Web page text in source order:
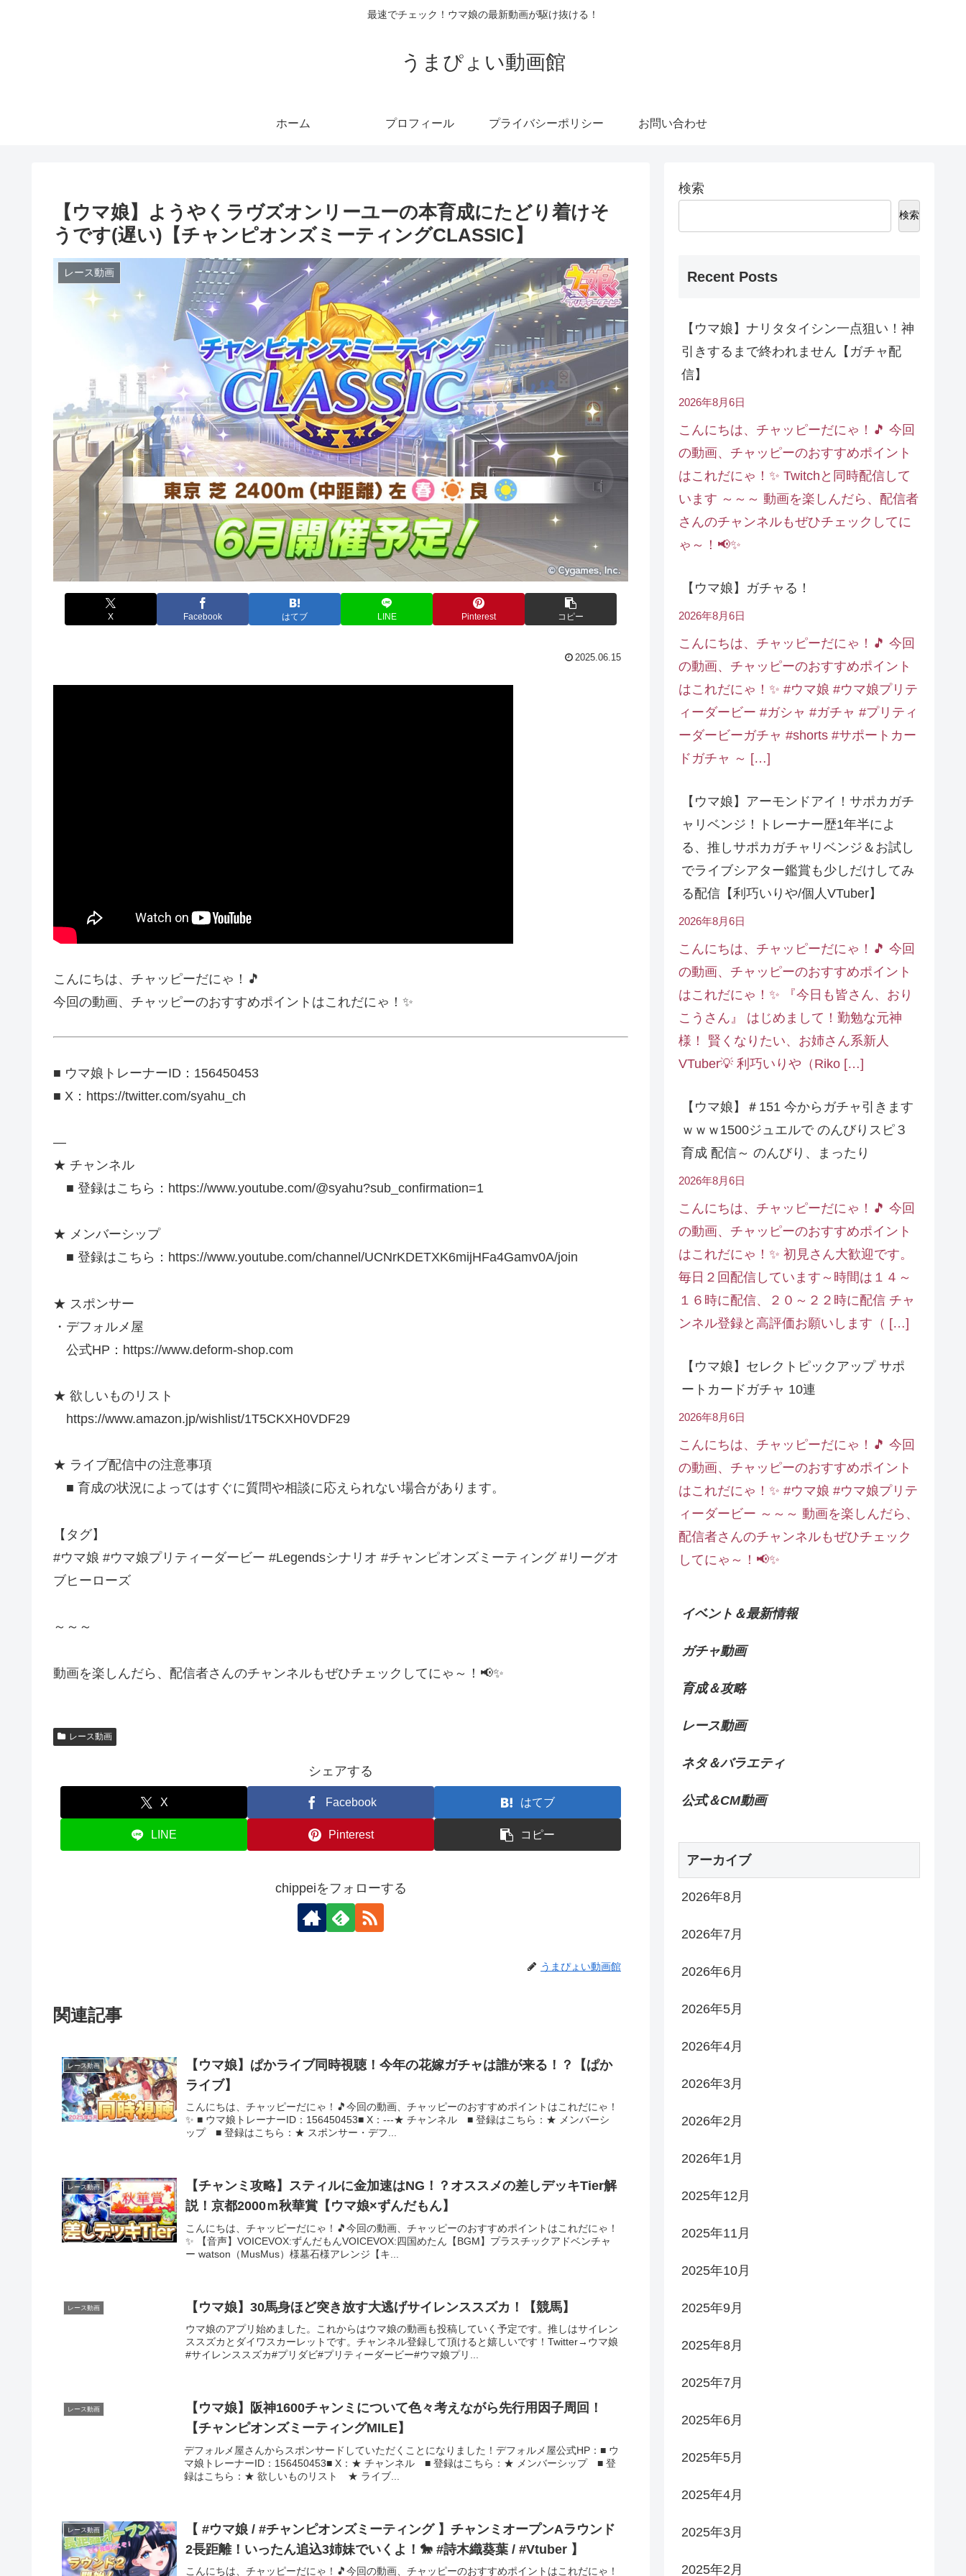
最速でチェック！ウマ娘の最新動画が駆け抜ける！
うまぴょい動画館
ホーム プロフィール プライバシーポリシー お問い合わせ
【ウマ娘】ようやくラヴズオンリーユーの本育成にたどり着けそ
うです(遅い)【チャンピオンズミーティングCLASSIC】
レース動画
X Facebook はてブ LINE Pinterest コピー
2025.06.15
こんにちは、チャッピーだにゃ！🎵
今回の動画、チャッピーのおすすめポイントはこれだにゃ！✨
■ ウマ娘トレーナーID：156450453
■ X：https://twitter.com/syahu_ch
—
★ チャンネル
■ 登録はこちら：https://www.youtube.com/@syahu?sub_confirmation=1
★ メンバーシップ
■ 登録はこちら：https://www.youtube.com/channel/UCNrKDETXK6mijHFa4Gamv0A/join
★ スポンサー
・デフォルメ屋
公式HP：https://www.deform-shop.com
★ 欲しいものリスト
https://www.amazon.jp/wishlist/1T5CKXH0VDF29
★ ライブ配信中の注意事項
■ 育成の状況によってはすぐに質問や相談に応えられない場合があります。
【タグ】
#ウマ娘 #ウマ娘プリティーダービー #Legendsシナリオ #チャンピオンズミーティング #リーグオ
ブヒーローズ
～～～
動画を楽しんだら、配信者さんのチャンネルもぜひチェックしてにゃ～！📢✨
レース動画
シェアする
X Facebook はてブ
LINE Pinterest コピー
chippeiをフォローする
うまぴょい動画館
関連記事
レース動画
【ウマ娘】ぱかライブ同時視聴！今年の花嫁ガチャは誰が来る！？【ぱか
ライブ】
こんにちは、チャッピーだにゃ！🎵今回の動画、チャッピーのおすすめポイントはこれだにゃ！
✨ ■ ウマ娘トレーナーID：156450453■ X：---★ チャンネル ■ 登録はこちら：★ メンバーシ
ップ ■ 登録はこちら：★ スポンサー・デフ...
レース動画
【チャンミ攻略】スティルに金加速はNG！？オススメの差しデッキTier解
説！京都2000ｍ秋華賞【ウマ娘×ずんだもん】
こんにちは、チャッピーだにゃ！🎵今回の動画、チャッピーのおすすめポイントはこれだにゃ！
✨ 【音声】VOICEVOX:ずんだもんVOICEVOX:四国めたん【BGM】プラスチックアドベンチャ
ー watson（MusMus）様墓石様アレンジ【キ...
レース動画 【ウマ娘】30馬身ほど突き放す大逃げサイレンススズカ！【競馬】
ウマ娘のアプリ始めました。これからはウマ娘の動画も投稿していく予定です。推しはサイレン
ススズカとダイワスカーレットです。チャンネル登録して頂けると嬉しいです！Twitter→ウマ娘
#サイレンススズカ#プリダビ#プリティーダービー#ウマ娘プリ...
レース動画
【ウマ娘】阪神1600チャンミについて色々考えながら先行用因子周回！
【チャンピオンズミーティングMILE】
デフォルメ屋さんからスポンサードしていただくことになりました！デフォルメ屋公式HP：■ ウ
マ娘トレーナーID：156450453■ X：★ チャンネル ■ 登録はこちら：★ メンバーシップ ■ 登
録はこちら：★ 欲しいものリスト ★ ライブ...
レース動画
【 #ウマ娘 / #チャンピオンズミーティング 】チャンミオープンAラウンド
2長距離！いったん追込3姉妹でいくよ！🐎 #詩木織葵葉 / #Vtuber 】
こんにちは、チャッピーだにゃ！🎵今回の動画、チャッピーのおすすめポイントはこれだにゃ！
検索
検索
Recent Posts
【ウマ娘】ナリタタイシン一点狙い！神
引きするまで終われません【ガチャ配
信】
2026年8月6日
こんにちは、チャッピーだにゃ！🎵 今回
の動画、チャッピーのおすすめポイント
はこれだにゃ！✨ Twitchと同時配信して
います ～～～ 動画を楽しんだら、配信者
さんのチャンネルもぜひチェックしてに
ゃ～！📢✨
【ウマ娘】ガチャる！
2026年8月6日
こんにちは、チャッピーだにゃ！🎵 今回
の動画、チャッピーのおすすめポイント
はこれだにゃ！✨ #ウマ娘 #ウマ娘プリテ
ィーダービー #ガシャ #ガチャ #プリティ
ーダービーガチャ #shorts #サポートカー
ドガチャ ～ […]
【ウマ娘】アーモンドアイ！サポカガチ
ャリベンジ！トレーナー歴1年半によ
る、推しサポカガチャリベンジ＆お試し
でライブシアター鑑賞も少しだけしてみ
る配信【利巧いりや/個人VTuber】
2026年8月6日
こんにちは、チャッピーだにゃ！🎵 今回
の動画、チャッピーのおすすめポイント
はこれだにゃ！✨ 『今日も皆さん、おり
こうさん』 はじめまして！勤勉な元神
様！ 賢くなりたい、お姉さん系新人
VTuber💡 利巧いりや（Riko […]
【ウマ娘】＃151 今からガチャ引きます
ｗｗｗ1500ジュエルで のんびりスピ３
育成 配信～ のんびり、まったり
2026年8月6日
こんにちは、チャッピーだにゃ！🎵 今回
の動画、チャッピーのおすすめポイント
はこれだにゃ！✨ 初見さん大歓迎です。
毎日２回配信しています～時間は１４～
１６時に配信、２０～２２時に配信 チャ
ンネル登録と高評価お願いします（ […]
【ウマ娘】セレクトピックアップ サポ
ートカードガチャ 10連
2026年8月6日
こんにちは、チャッピーだにゃ！🎵 今回
の動画、チャッピーのおすすめポイント
はこれだにゃ！✨ #ウマ娘 #ウマ娘プリテ
ィーダービー ～～～ 動画を楽しんだら、
配信者さんのチャンネルもぜひチェック
してにゃ～！📢✨
イベント＆最新情報
ガチャ動画
育成＆攻略
レース動画
ネタ＆バラエティ
公式＆CM動画
アーカイブ
2026年8月
2026年7月
2026年6月
2026年5月
2026年4月
2026年3月
2026年2月
2026年1月
2025年12月
2025年11月
2025年10月
2025年9月
2025年8月
2025年7月
2025年6月
2025年5月
2025年4月
2025年3月
2025年2月